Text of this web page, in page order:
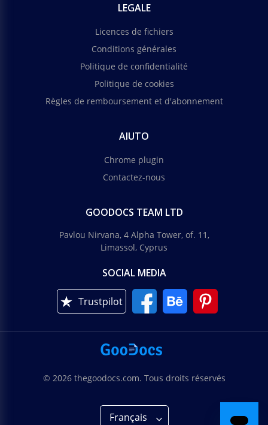
LEGALE
Licences de fichiers
Conditions générales
Politique de confidentialité
Politique de cookies
Règles de remboursement et d'abonnement
AIUTO
Chrome plugin
Contactez-nous
GOODOCS TEAM LTD
Pavlou Nirvana, 4 Alpha Tower, of. 11,
Limassol, Cyprus
SOCIAL MEDIA
Trustpilot
© 2026 thegoodocs.com. Tous droits réservés
Français